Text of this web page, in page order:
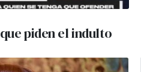
piden el indulto